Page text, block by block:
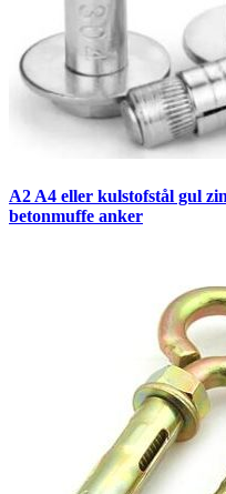
A2 A4 eller kulstofstål gul
betonmuffe anker